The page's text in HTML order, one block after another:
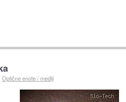
Optične enote / mediji